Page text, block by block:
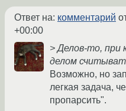
Ответ на: комментарий
+00:00
> Делов-то, при
делом
Возможно, но
легкая задача,
пропарсить".